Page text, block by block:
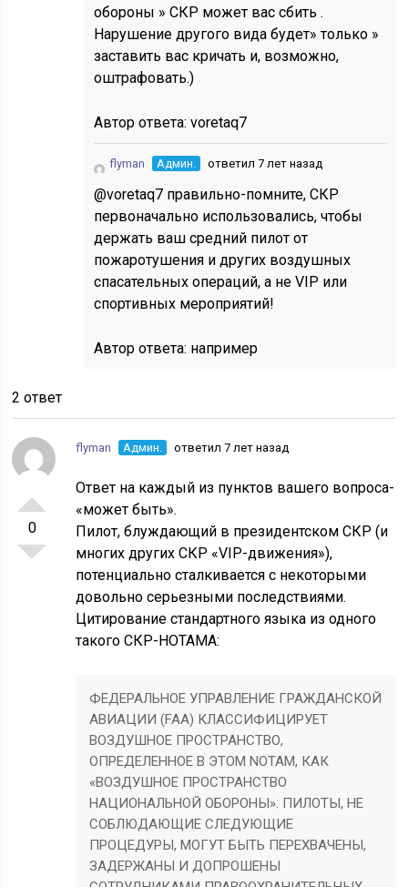
обороны » СКР может вас сбить .
Нарушение другого вида будет» только »
заставить вас кричать и, возможно,
оштрафовать.)
Автор ответа:voretaq7
flyman Админ. ответил 7 лет назад
@voretaq7 правильно-помните, СКР
первоначально использовались, чтобы
держать ваш средний пилот от
пожаротушения и других воздушных
спасательных операций, а не VIP или
спортивных мероприятий!
Автор ответа: например
2 ответ
0
flyman Админ. ответил 7 лет назад
Ответ на каждый из пунктов вашего вопроса-
«может быть».
Пилот, блуждающий в президентском СКР (и
многих других СКР «VIP-движения»),
потенциально сталкивается с некоторыми
довольно серьезными последствиями.
Цитирование стандартного языка из одного
такого СКР-НОТАМА:
ФЕДЕРАЛЬНОЕ УПРАВЛЕНИЕ ГРАЖДАНСКОЙ
АВИАЦИИ (FAA) КЛАССИФИЦИРУЕТ
ВОЗДУШНОЕ ПРОСТРАНСТВО,
ОПРЕДЕЛЕННОЕ В ЭТОМ NOTAM, КАК
«ВОЗДУШНОЕ ПРОСТРАНСТВО
НАЦИОНАЛЬНОЙ ОБОРОНЫ». ПИЛОТЫ, НЕ
СОБЛЮДАЮЩИЕ СЛЕДУЮЩИЕ
ПРОЦЕДУРЫ, МОГУТ БЫТЬ ПЕРЕХВАЧЕНЫ,
ЗАДЕРЖАНЫ И ДОПРОШЕНЫ